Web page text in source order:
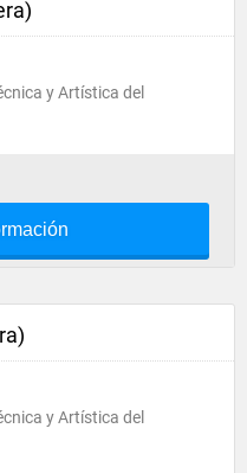
y Artística del
y Artística del